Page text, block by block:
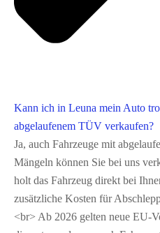
Kann ich in Leuna mein Auto
abgelaufenem TÜV verkaufen?
Ja, auch Fahrzeuge mit
Mängeln können Sie bei uns
holt das Fahrzeug direkt bei
zusätzliche Kosten für
<br> Ab 2026 gelten neue EU-